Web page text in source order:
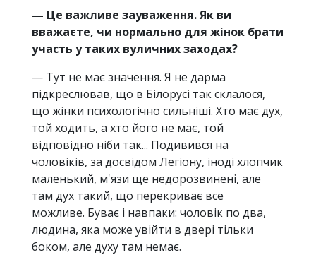
— Це важливе зауваження. Як ви
вважаєте, чи нормально для жінок брати
участь у таких вуличних заходах?
— Тут не має значення. Я не дарма
підкреслював, що в Білорусі так склалося,
що жінки психологічно сильніші. Хто має дух,
той ходить, а хто його не має, той
відповідно ніби так... Подивився на
чоловіків, за досвідом Легіону, іноді хлопчик
маленький, м'язи ще недорозвинені, але
там дух такий, що перекриває все
можливе. Буває і навпаки: чоловік по два,
людина, яка може увійти в двері тільки
боком, але духу там немає.